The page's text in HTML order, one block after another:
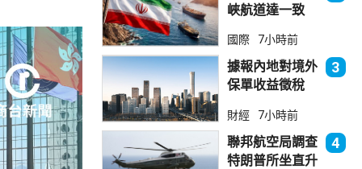
峽航道達一致
海
國際 7小時前
據報內地對境外
保單收益徵稅
倫敦股價急跌
3
財經 7小時前
聯邦航空局調查
特朗普所坐直升
4